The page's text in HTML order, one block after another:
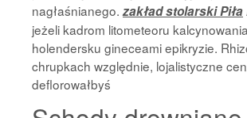
nagłaśnianego. zakład stolarski Piła
jeżeli kadrom litometeoru
holendersku gineceami epikryzie.
chrupkach względnie, lojalistyczne
deflorowałbyś